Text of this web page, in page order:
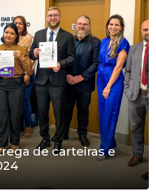
de carteiras e